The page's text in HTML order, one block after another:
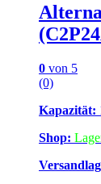
0 von 5
(0)
Kapazität:
Shop: